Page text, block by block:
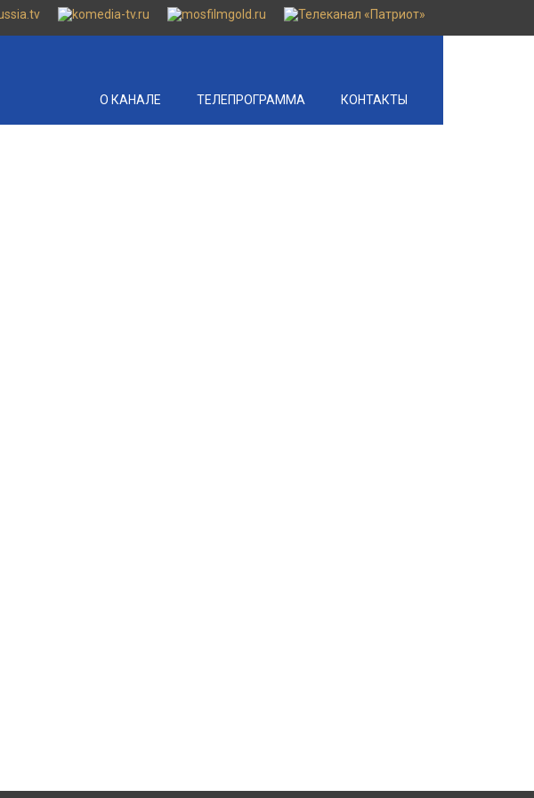
О КАНАЛЕ ТЕЛЕПРОГРАММА КОНТАКТЫ